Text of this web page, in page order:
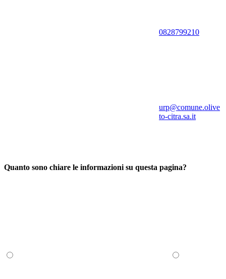
0828799210
urp@comune.olive
to-citra.sa.it
Quanto sono chiare le informazioni su questa pagina?